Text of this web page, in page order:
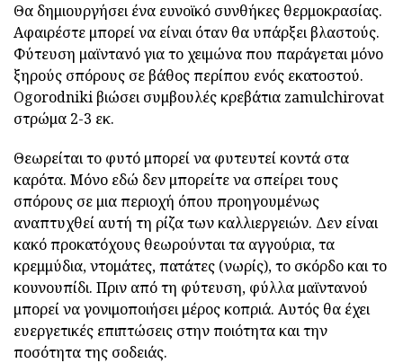
Θα δημιουργήσει ένα ευνοϊκό συνθήκες θερμοκρασίας.
Αφαιρέστε μπορεί να είναι όταν θα υπάρξει βλαστούς.
Φύτευση μαϊντανό για το χειμώνα που παράγεται μόνο
ξηρούς σπόρους σε βάθος περίπου ενός εκατοστού.
Ogorodniki βιώσει συμβουλές κρεβάτια zamulchirovat
στρώμα 2-3 εκ.
Θεωρείται το φυτό μπορεί να φυτευτεί κοντά στα
καρότα. Μόνο εδώ δεν μπορείτε να σπείρει τους
σπόρους σε μια περιοχή όπου προηγουμένως
αναπτυχθεί αυτή τη ρίζα των καλλιεργειών. Δεν είναι
κακό προκατόχους θεωρούνται τα αγγούρια, τα
κρεμμύδια, ντομάτες, πατάτες (νωρίς), το σκόρδο και το
κουνουπίδι. Πριν από τη φύτευση, φύλλα μαϊντανού
μπορεί να γονιμοποιήσει μέρος κοπριά. Αυτός θα έχει
ευεργετικές επιπτώσεις στην ποιότητα και την
ποσότητα της σοδειάς.